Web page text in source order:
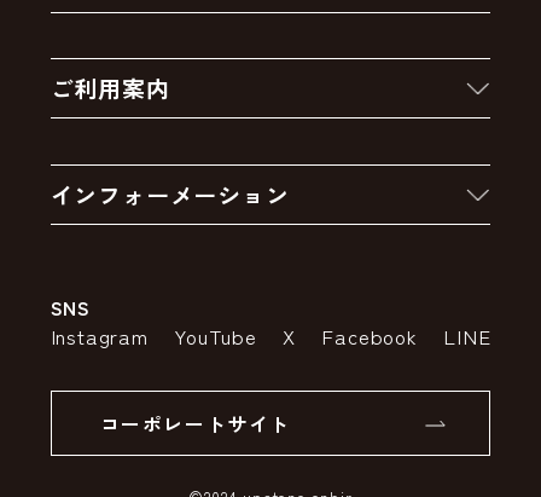
クーポン
卸販売・大量注文
アウトレットセール
ご利用案内
お支払いについて
インフォーメーション
特定商取引法の表示
SSLサーバー証明書とは
SNS
Instagram YouTube X Facebook LINE
コーポレートサイト